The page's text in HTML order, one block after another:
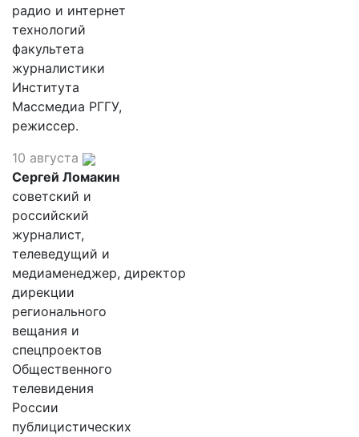
радио и интернет
технологий
факультета
журналистики
Института
Массмедиа РГГУ,
режиссер.
10 августа
Сергей Ломакин
советский и
российский
журналист,
телеведущий и
медиаменеджер, директор
дирекции
регионального
вещания и
спецпроектов
Общественного
телевидения
России
публицистических